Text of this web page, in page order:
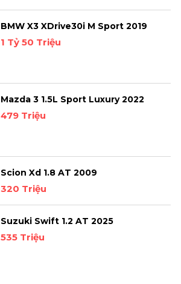
BMW X3 XDrive30i M Sport 2019
1 Tỷ 50 Triệu
Mazda 3 1.5L Sport Luxury 2022
479 Triệu
Scion Xd 1.8 AT 2009
320 Triệu
Suzuki Swift 1.2 AT 2025
535 Triệu